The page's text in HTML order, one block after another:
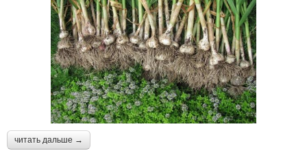
читать дальше →